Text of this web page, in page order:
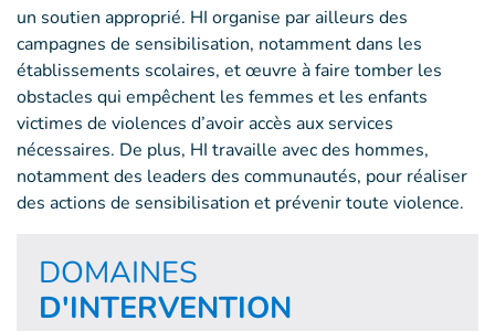
un soutien approprié. HI organise par ailleurs des
campagnes de sensibilisation, notamment dans les
établissements scolaires, et œuvre à faire tomber les
obstacles qui empêchent les femmes et les enfants
victimes de violences d’avoir accès aux services
nécessaires. De plus, HI travaille avec des hommes,
notamment des leaders des communautés, pour réaliser
des actions de sensibilisation et prévenir toute violence.
DOMAINES
D'INTERVENTION